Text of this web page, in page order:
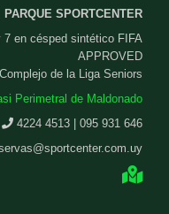
PARQUE SPORTCENTER
7 en césped sintético FIFA
APPROVED
Complejo de la Liga Seniors
Perimetral de Maldonado
4224 4513 | 095 931 646